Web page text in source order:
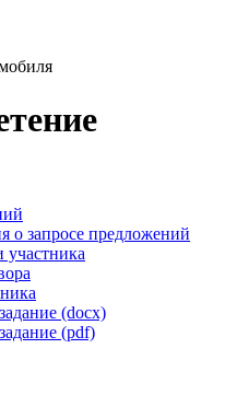
запросе предложений
(docx)
(pdf)